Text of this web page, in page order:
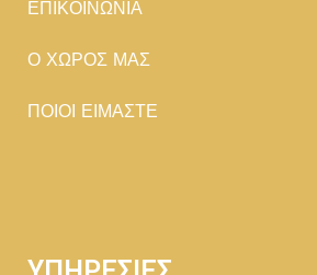
ΕΠΙΚΟΙΝΩΝΙΑ
Ο ΧΩΡΟΣ ΜΑΣ
ΠΟΙΟΙ ΕΙΜΑΣΤΕ